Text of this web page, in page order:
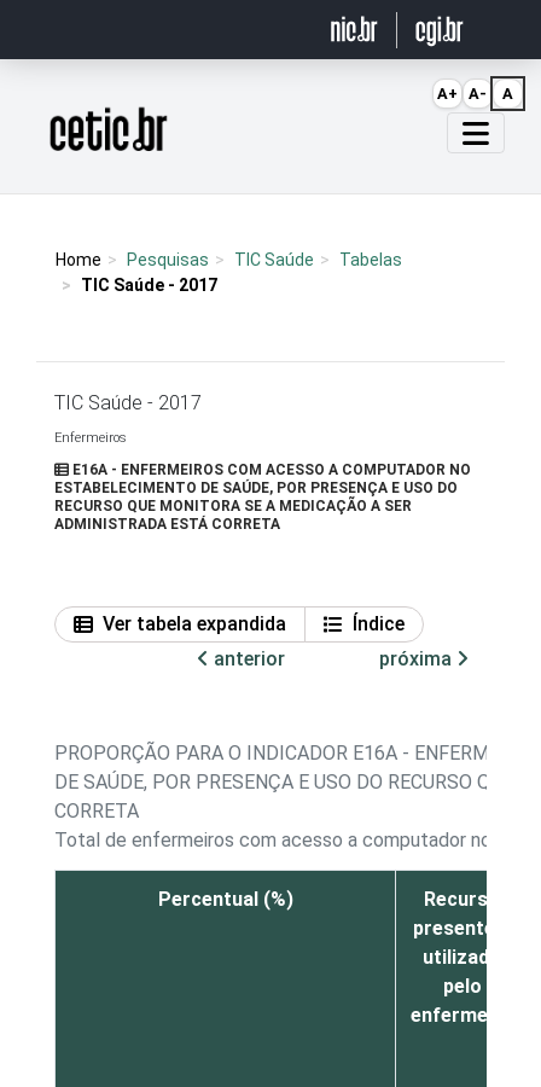
Página inicial
Home Pesquisas TIC Saúde
Tabelas
TIC Saúde - 2017
TIC Saúde - 2017
Enfermeiros
E16A - ENFERMEIROS COM ACESSO A COMPUTADOR NO
ESTABELECIMENTO DE SAÚDE, POR PRESENÇA E USO DO
RECURSO QUE MONITORA SE A MEDICAÇÃO A SER
ADMINISTRADA ESTÁ CORRETA
Ver tabela expandida
Índice
anterior
próxima
PROPORÇÃO PARA O INDICADOR E16A -
DE SAÚDE, POR PRESENÇA E USO DO RECURSO
CORRETA
Total de enfermeiros com acesso a computador no
Percentual (%)
Recurso
presente e
utilizado
pelo
enfermeiro
A+ A- A